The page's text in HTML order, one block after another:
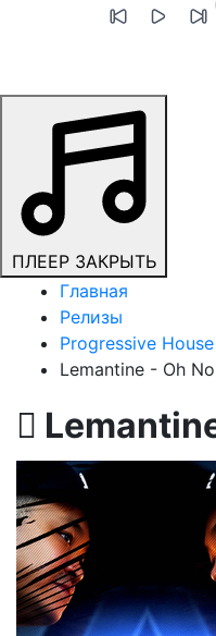
ПЛЕЕР ЗАКРЫТЬ
Главная
Релизы
Progressive
Lemantine - Oh No